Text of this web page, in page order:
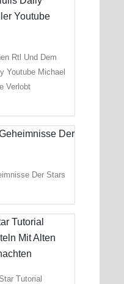
Rtl Und Dem
Youtube Michael
Verlobt
Der Stars
Tutorial